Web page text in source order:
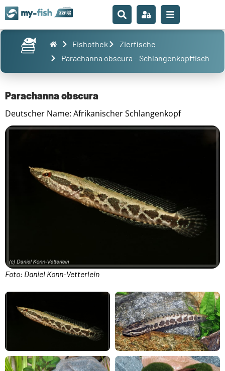
Fishothek
Zierfische
Parachanna obscura – Schlangenkopffisch
Parachanna obscura
Deutscher Name: Afrikanischer Schlangenkopf
Foto: Daniel Konn-Vetterlein